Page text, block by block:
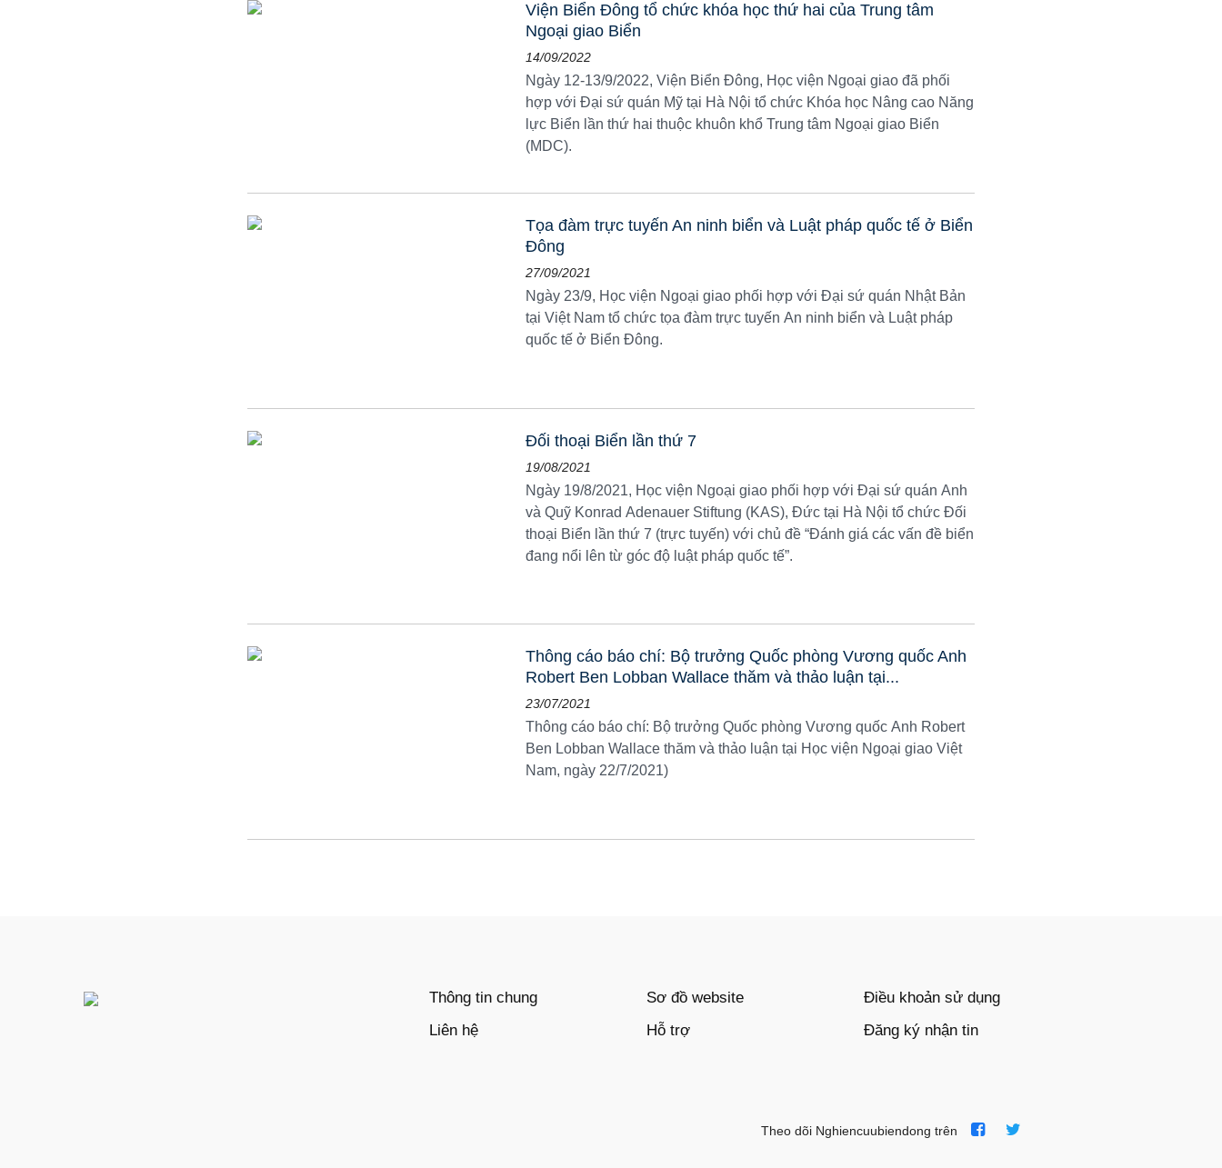
Viện Biển Đông tổ chức khóa học thứ hai của Trung tâm
Ngoại giao Biển
14/09/2022
Ngày 12-13/9/2022, Viện Biển Đông, Học viện Ngoại giao đã phối
hợp với Đại sứ quán Mỹ tại Hà Nội tổ chức Khóa học Nâng cao Năng
lực Biển lần thứ hai thuộc khuôn khổ Trung tâm Ngoại giao Biển
(MDC).
Tọa đàm trực tuyến An ninh biển và Luật pháp quốc tế ở Biển
Đông
27/09/2021
Ngày 23/9, Học viện Ngoại giao phối hợp với Đại sứ quán Nhật Bản
tại Việt Nam tổ chức tọa đàm trực tuyến An ninh biển và Luật pháp
quốc tế ở Biển Đông.
Đối thoại Biển lần thứ 7
19/08/2021
Ngày 19/8/2021, Học viện Ngoại giao phối hợp với Đại sứ quán Anh
và Quỹ Konrad Adenauer Stiftung (KAS), Đức tại Hà Nội tổ chức Đối
thoại Biển lần thứ 7 (trực tuyến) với chủ đề “Đánh giá các vấn đề biển
đang nổi lên từ góc độ luật pháp quốc tế”.
Thông cáo báo chí: Bộ trưởng Quốc phòng Vương quốc Anh
Robert Ben Lobban Wallace thăm và thảo luận tại...
23/07/2021
Thông cáo báo chí: Bộ trưởng Quốc phòng Vương quốc Anh Robert
Ben Lobban Wallace thăm và thảo luận tại Học viện Ngoại giao Việt
Nam, ngày 22/7/2021)
Thông tin chung Sơ đồ website
Điều khoản sử dụng
Liên hệ
Hỗ trợ Đăng ký nhận tin
Theo dõi Nghiencuubiendong trên